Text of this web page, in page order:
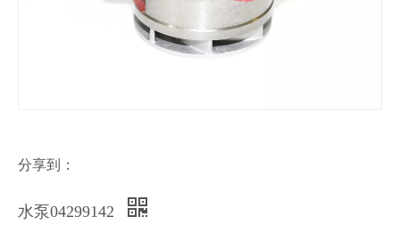
分享到：
水泵04299142